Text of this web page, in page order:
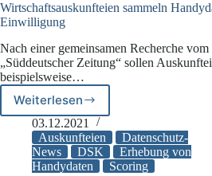
Wirtschaftsauskunfteien sammeln
Einwilligung
Nach einer gemeinsamen Recherche
„Süddeutscher Zeitung“ sollen
beispielsweise…
WeiterlesenWirtschaftsauskunfteien
sammeln
Handydaten
ohne
Einwilligung
03.12.2021
Auskunfteien
Datenschutz-
News
DSK
Erhebung von
Handydaten
Scoring